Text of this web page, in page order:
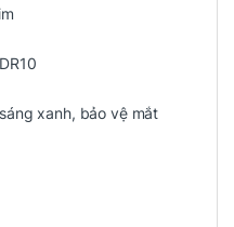
xanh, bảo vệ mắt